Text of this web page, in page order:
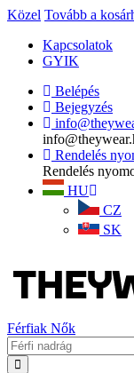
Közel Tovább a
Kapcsolatok
GYIK
Belépés
Bejegyzés
Rendelés
Rendelés
HU
CZ
SK
Férfiak Nők